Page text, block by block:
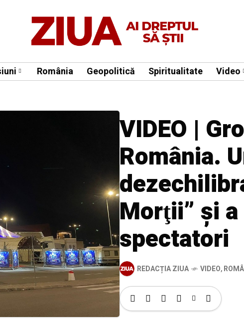
România Geopolitică Spiritualitate Video
VIDEO |
România.
Morţii” şi
spectatori
REDACȚIA ZIUA VIDEO,